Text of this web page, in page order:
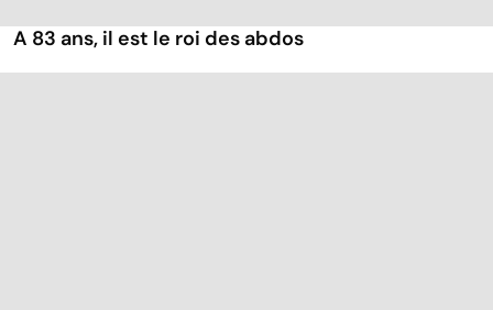
A 83 ans, il est le roi des abdos